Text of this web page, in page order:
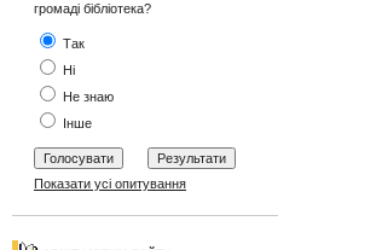
громаді бібліотека?
Так
Ні
Не знаю
Інше
Показати усі опитування